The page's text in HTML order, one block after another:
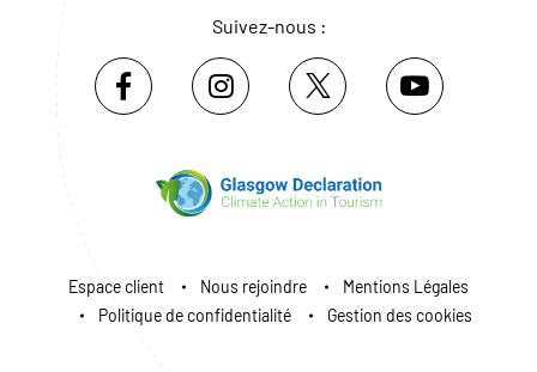
Suivez-nous :
Espace client Nous rejoindre
Mentions Légales
Politique de confidentialité
Gestion des cookies